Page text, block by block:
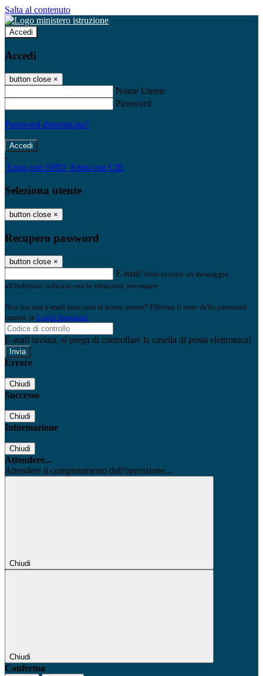
Salta al contenuto
Accedi
Accedi
button close ×
Nome Utente
Password
Password dimenticata?
-
Entra con SPID Entra con CIE
Seleziona utente
button close ×
Recupero password
button close ×
E-mail Verrà inviato un messaggio
all'indirizzo indicato con le istruzioni necessarie.
Non hai una e-mail associata al nome utente? Effettua il reset della password
tramite la Login Spaggiari
E-mail inviata, si prega di controllare la casella di posta elettronica!
Errore
Chiudi
Successo
Chiudi
Informazione
Chiudi
Attendere...
Attendere il completamento dell'operazione...
Chiudi
Chiudi
Conferma